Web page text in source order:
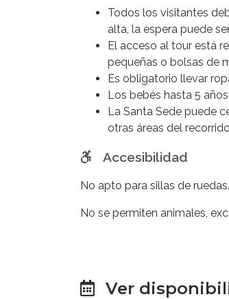
Todos los visitantes
alta, la espera puede
El acceso al tour está
pequeñas o bolsas de
Es obligatorio llevar
Los bebés hasta 5
La Santa Sede puede
otras áreas del
Accesibilidad
No apto para sillas de ruedas.
No se permiten animales,
Ver